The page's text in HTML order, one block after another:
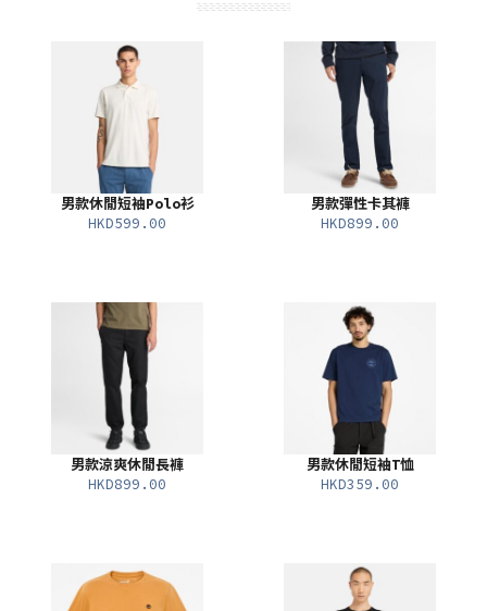
男款休閒短袖Polo衫
HKD599.00
男款彈性卡其褲
HKD899.00
男款涼爽休閒長褲
HKD899.00
男款休閒短袖T恤
HKD359.00